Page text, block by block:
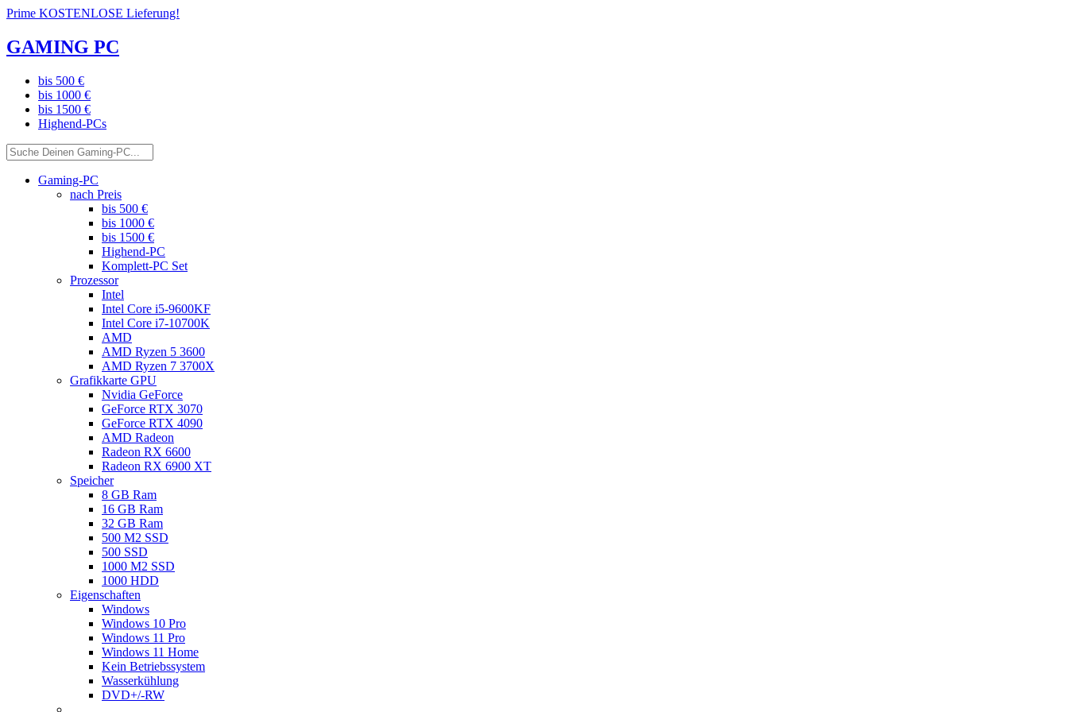
Prime KOSTENLOSE Lieferung!
GAMING PC
bis 500 €
bis 1000 €
bis 1500 €
Highend-PCs
Gaming-PC
nach Preis
bis 500 €
bis 1000 €
bis 1500 €
Highend-PC
Komplett-PC Set
Prozessor
Intel
Intel Core i5-9600KF
Intel Core i7-10700K
AMD
AMD Ryzen 5 3600
AMD Ryzen 7 3700X
Grafikkarte GPU
Nvidia GeForce
GeForce RTX 3070
GeForce RTX 4090
AMD Radeon
Radeon RX 6600
Radeon RX 6900 XT
Speicher
8 GB Ram
16 GB Ram
32 GB Ram
500 M2 SSD
500 SSD
1000 M2 SSD
1000 HDD
Eigenschaften
Windows
Windows 10 Pro
Windows 11 Pro
Windows 11 Home
Kein Betriebssystem
Wasserkühlung
DVD+/-RW